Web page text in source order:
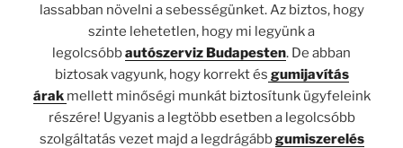
lassabban növelni a sebességünket. Az biztos, hogy
szinte lehetetlen, hogy mi legyünk a
legolcsóbbautószerviz Budapesten. De abban
biztosak vagyunk, hogy korrekt és gumijavítás
árak mellett minőségi munkát biztosítunk ügyfeleink
részére! Ugyanis a legtöbb esetben a legolcsóbb
szolgáltatás vezet majd a legdrágábbgumiszerelés